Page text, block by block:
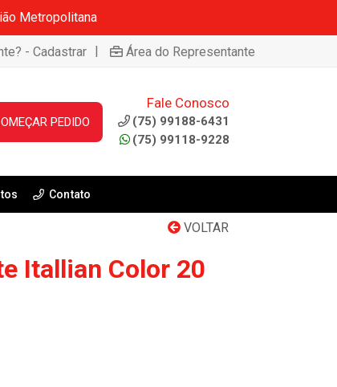
Metropolitana
- Cadastrar | Área do Representante
PEDIDO
Fale Conosco
(75) 99188-6431
(75) 99118-9228
Contato
VOLTAR
Itallian Color 20